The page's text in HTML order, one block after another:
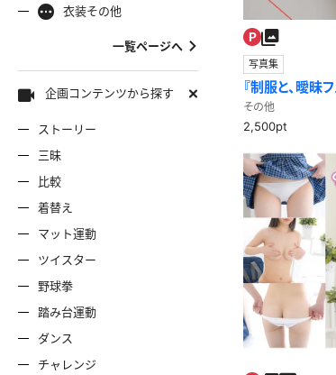
ディングドレス わんぱくスタイル
ウィン
タオル
ディガン
バニーガール
衣装その他
バスローブ
セーター
一覧ページへ
企画コンテンツから探す
ストーリー
三昧
比較
着替え
マット運動
ツイスター
野球拳
踏み台運動
ダンス
チャレンジ
写真集
『制服と、曖昧
その他
2,500pt